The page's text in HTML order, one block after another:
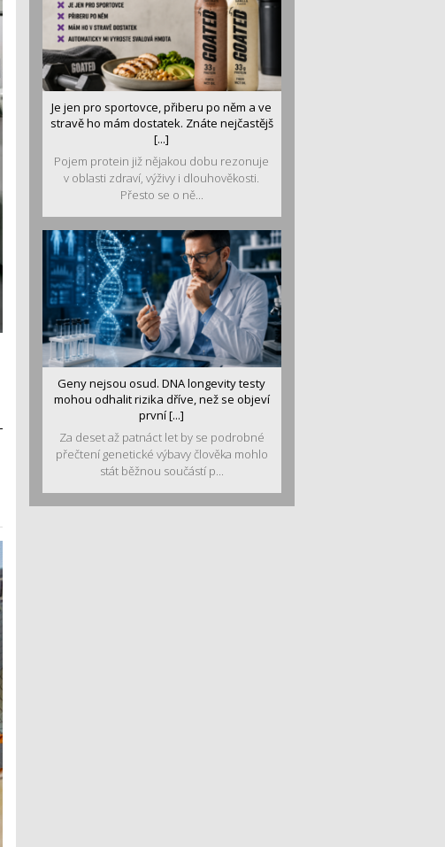
Je jen pro sportovce, přiberu po něm a ve
stravě ho mám dostatek. Znáte nejčastějš
[...]
Pojem protein již nějakou dobu rezonuje
v oblasti zdraví, výživy i dlouhověkosti.
Přesto se o ně...
Geny nejsou osud. DNA longevity testy
mohou odhalit rizika dříve, než se objeví
první [...]
Za deset až patnáct let by se podrobné
přečtení genetické výbavy člověka mohlo
stát běžnou součástí p...